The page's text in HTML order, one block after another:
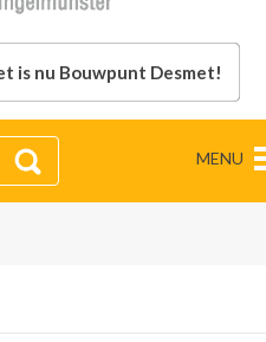
is nu Bouwpunt Desmet!
MENU